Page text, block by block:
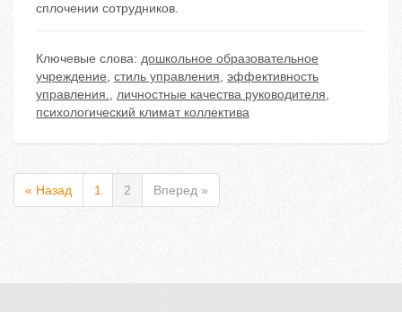
сплочении сотрудников.
Ключевые слова: дошкольное образовательное
учреждение, стиль управления, эффективность
управления., личностные качества руководителя,
психологический климат коллектива
« Назад 1 2 Вперед »